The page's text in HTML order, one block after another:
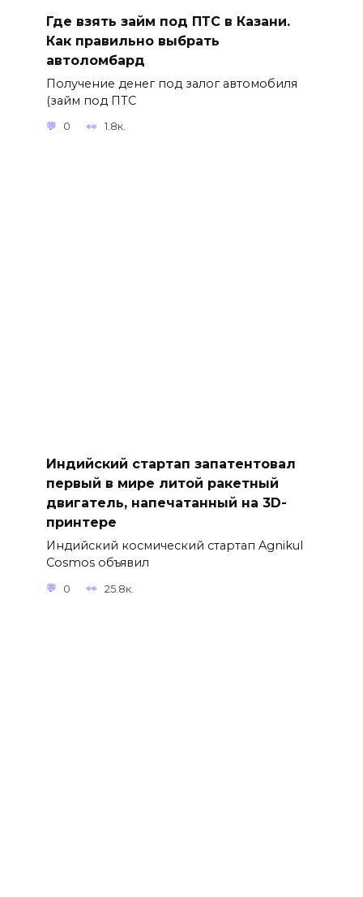
Где взять займ под ПТС в Казани.
Как правильно выбрать
автоломбард
Получение денег под залог автомобиля
(займ под ПТС
0 1.8к.
Индийский стартап запатентовал
первый в мире литой ракетный
двигатель, напечатанный на 3D-
принтере
Индийский космический стартап Agnikul
Cosmos объявил
0 25.8к.